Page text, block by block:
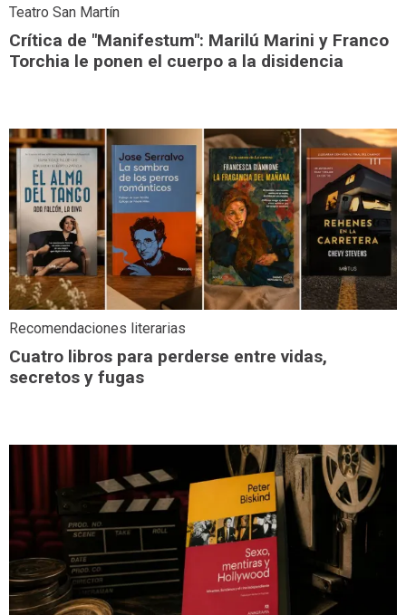
Teatro San Martín
Crítica de "Manifestum": Marilú Marini y Franco
Torchia le ponen el cuerpo a la disidencia
Recomendaciones literarias
Cuatro libros para perderse entre vidas,
secretos y fugas